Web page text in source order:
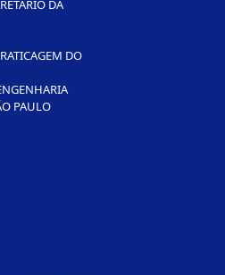
DA
DO
PAULO